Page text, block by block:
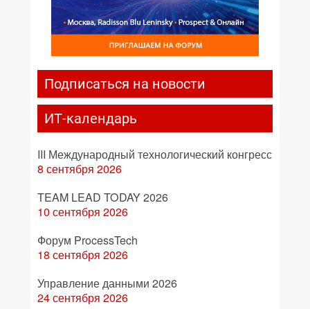
Подписаться на новости
ИТ-календарь
III Международный технологический конгресс
8 сентября 2026
TEAM LEAD TODAY 2026
10 сентября 2026
Форум ProcessTech
18 сентября 2026
Управление данными 2026
24 сентября 2026